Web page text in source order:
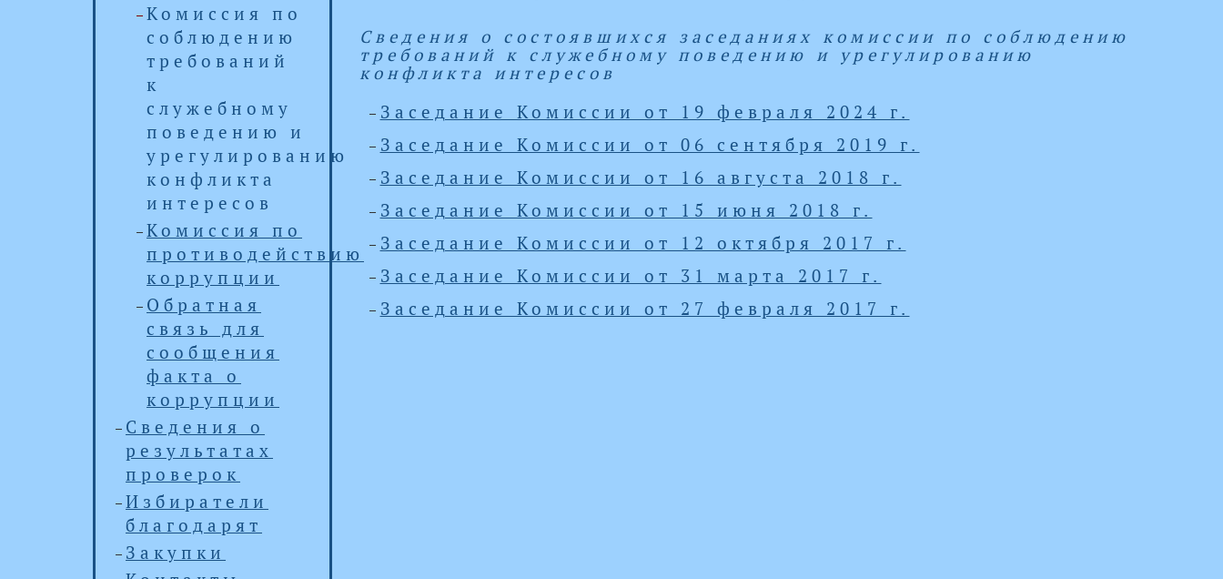
Комиссия по
соблюдению
требований
к
служебному
поведению и
урегулированию
конфликта
интересов
Комиссия по
противодействию
коррупции
Обратная
связь для
сообщения
факта о
коррупции
Сведения о
результатах
проверок
Избиратели
благодарят
Закупки
Сведения о состоявшихся заседаниях комиссии по соблюдению
требований к служебному поведению и урегулированию
конфликта интересов
Заседание Комиссии от 19 февраля 2024 г.
Заседание Комиссии от 06 сентября 2019 г.
Заседание Комиссии от 16 августа 2018 г.
Заседание Комиссии от 15 июня 2018 г.
Заседание Комиссии от 12 октября 2017 г.
Заседание Комиссии от 31 марта 2017 г.
Заседание Комиссии от 27 февраля 2017 г.